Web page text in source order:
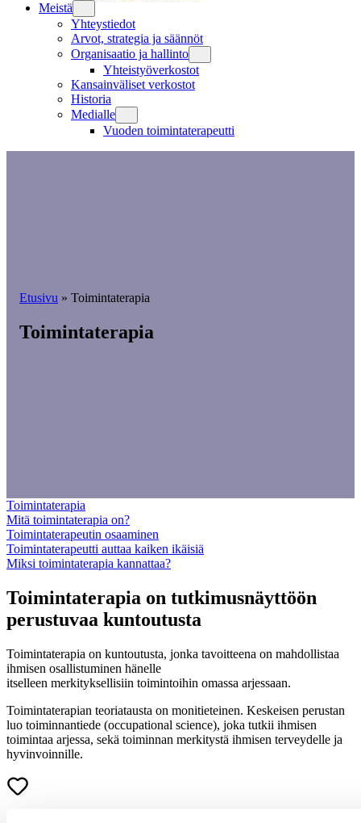
Meistä
Yhteystiedot
Arvot, strategia ja säännöt
Organisaatio ja hallinto
Yhteistyöverkostot
Kansainväliset verkostot
Historia
Medialle
Vuoden toimintaterapeutti
Etusivu » Toimintaterapia
Toimintaterapia
Toimintaterapia
Mitä toimintaterapia on?
Toimintaterapeutin osaaminen
Toimintaterapeutti auttaa kaiken ikäisiä
Miksi toimintaterapia kannattaa?
Toimintaterapia on tutkimusnäyttöön
perustuvaa kuntoutusta
Toimintaterapia on kuntoutusta, jonka tavoitteena on mahdollistaa
ihmisen osallistuminen hänelle
itselleen merkityksellisiin toimintoihin omassa arjessaan.
Toimintaterapian teoriatausta on monitieteinen. Keskeisen perustan
luo toiminnantiede (occupational science), joka tutkii ihmisen
toimintaa arjessa, sekä toiminnan merkitystä ihmisen terveydelle ja
hyvinvoinnille.